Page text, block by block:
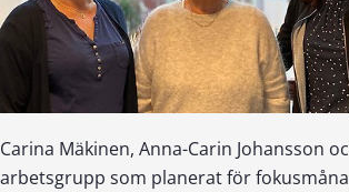
Carina Mäkinen, Anna-Carin Johansson
arbetsgrupp som planerat för